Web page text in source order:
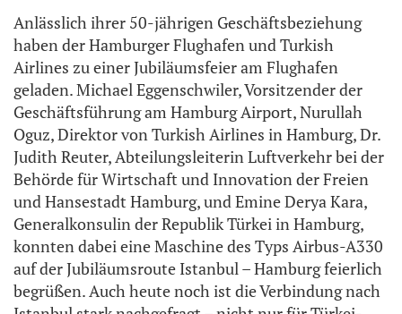
Anlässlich ihrer 50-jährigen Geschäftsbeziehung
haben der Hamburger Flughafen und Turkish
Airlines zu einer Jubiläumsfeier am Flughafen
geladen. Michael Eggenschwiler, Vorsitzender der
Geschäftsführung am Hamburg Airport, Nurullah
Oguz, Direktor von Turkish Airlines in Hamburg, Dr.
Judith Reuter, Abteilungsleiterin Luftverkehr bei der
Behörde für Wirtschaft und Innovation der Freien
und Hansestadt Hamburg, und Emine Derya Kara,
Generalkonsulin der Republik Türkei in Hamburg,
konnten dabei eine Maschine des Typs Airbus-A330
auf der Jubiläumsroute Istanbul – Hamburg feierlich
begrüßen. Auch heute noch ist die Verbindung nach